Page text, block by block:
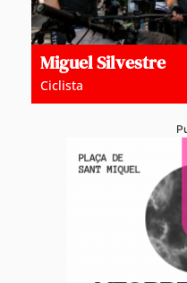
Miguel Silvestre
Ciclista